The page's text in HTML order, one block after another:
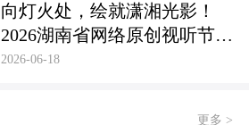
向灯火处，绘就潇湘光影！
2026湖南省网络原创视听节目
大赛正式启幕
2026-06-18
更多 >